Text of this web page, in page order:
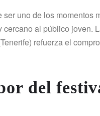
ser uno de los momentos
al público joven.
refuerza el
del